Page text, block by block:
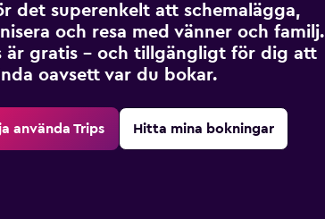
det superenkelt att schemalägga,
och resa med vänner och familj.
är gratis – och tillgängligt för dig att
oavsett var du bokar.
använda Trips Hitta mina bokningar